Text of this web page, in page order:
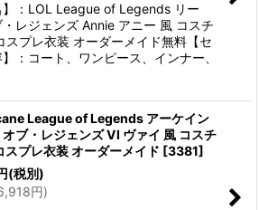
】：LOL League of Legends リー
レジェンズ Annie アニー 風 コスチ
スプレ衣装 オーダーメイド無料【セ
：コート、ワンピース、インナー、
League of Legends アーケイン
オブ・レジェンズ VI ヴァイ 風 コスチ
スプレ衣装 オーダーメイド [3381]
(税別)
円)